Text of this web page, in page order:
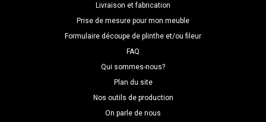
Livraison et fabrication
Prise de mesure pour mon meuble
Formulaire découpe de plinthe et/ou fileur
FAQ
Qui sommes-nous?
Plan du site
Nos outils de production
On parle de nous